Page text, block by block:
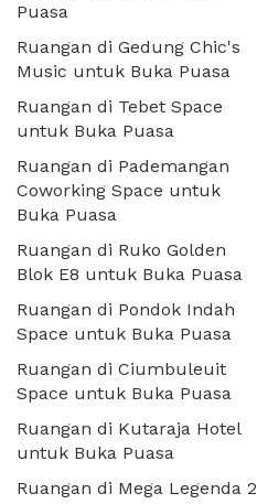
Puasa
Ruangan di Gedung Chic's
Music untuk Buka Puasa
Ruangan di Tebet Space
untuk Buka Puasa
Ruangan di Pademangan
Coworking Space untuk
Buka Puasa
Ruangan di Ruko Golden
Blok E8 untuk Buka Puasa
Ruangan di Pondok Indah
Space untuk Buka Puasa
Ruangan di Ciumbuleuit
Space untuk Buka Puasa
Ruangan di Kutaraja Hotel
untuk Buka Puasa
Ruangan di Mega Legenda 2